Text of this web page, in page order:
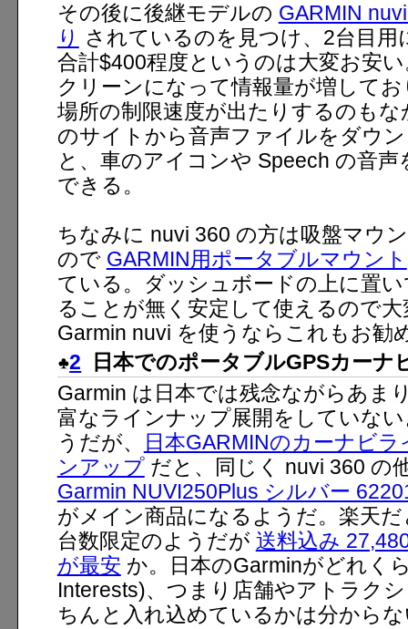
その後に後継モデルの GARMIN
り されているのを見つけ、2台目用
合計$400程度というのは大変お安
クリーンになって情報量が増して
場所の制限速度が出たりするのも
のサイトから音声ファイルをダウ
と、車のアイコンや Speech の音
できる。
ちなみに nuvi 360 の方は吸盤マウ
ので GARMIN用ポータブルマウント
ている。ダッシュボードの上に置
ることが無く安定して使えるので
Garmin nuvi を使うならこれもお勧
2 日本でのポータブルGPSカーナ
Garmin は日本では残念ながらあま
富なラインナップ展開をしていな
うだが、
日本GARMINのカーナビラ
ンアップだと、同じく nuvi 360 の
Garmin NUVI250Plus シルバー
がメイン商品になるようだ。楽天だ
台数限定のようだが 送料込み
が最安 か。日本のGarminがどれく
Interests)、つまり店舗やアトラク
ちんと入れ込めているかは分から